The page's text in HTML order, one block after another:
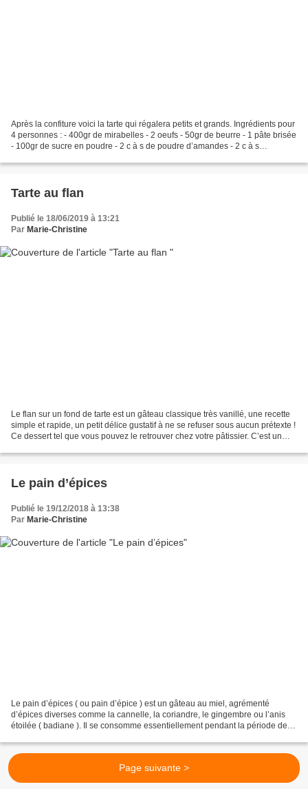
Après la confiture voici la tarte qui régalera petits et grands. Ingrédients pour
4 personnes : - 400gr de mirabelles - 2 oeufs - 50gr de beurre - 1 pâte brisée
- 100gr de sucre en poudre - 2 c à s de poudre d’amandes - 2 c à s
Tarte au flan
Publié le 18/06/2019 à 13:21
Par Marie-Christine
Le flan sur un fond de tarte est un gâteau classique très vanillé, une recette
simple et rapide, un petit délice gustatif à ne se refuser sous aucun prétexte !
Ce dessert tel que vous pouvez le retrouver chez votre pâtissier. C’est un
Le pain d’épices
Publié le 19/12/2018 à 13:38
Par Marie-Christine
Le pain d’épices ( ou pain d’épice ) est un gâteau au miel, agrémenté
d’épices diverses comme la cannelle, la coriandre, le gingembre ou l’anis
étoilée ( badiane ). Il se consomme essentiellement pendant la période de
Page suivante >